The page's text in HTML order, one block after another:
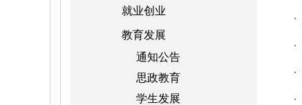
就业创业
教育发展
通知公告
思政教育
学生发展
・
・
・
・